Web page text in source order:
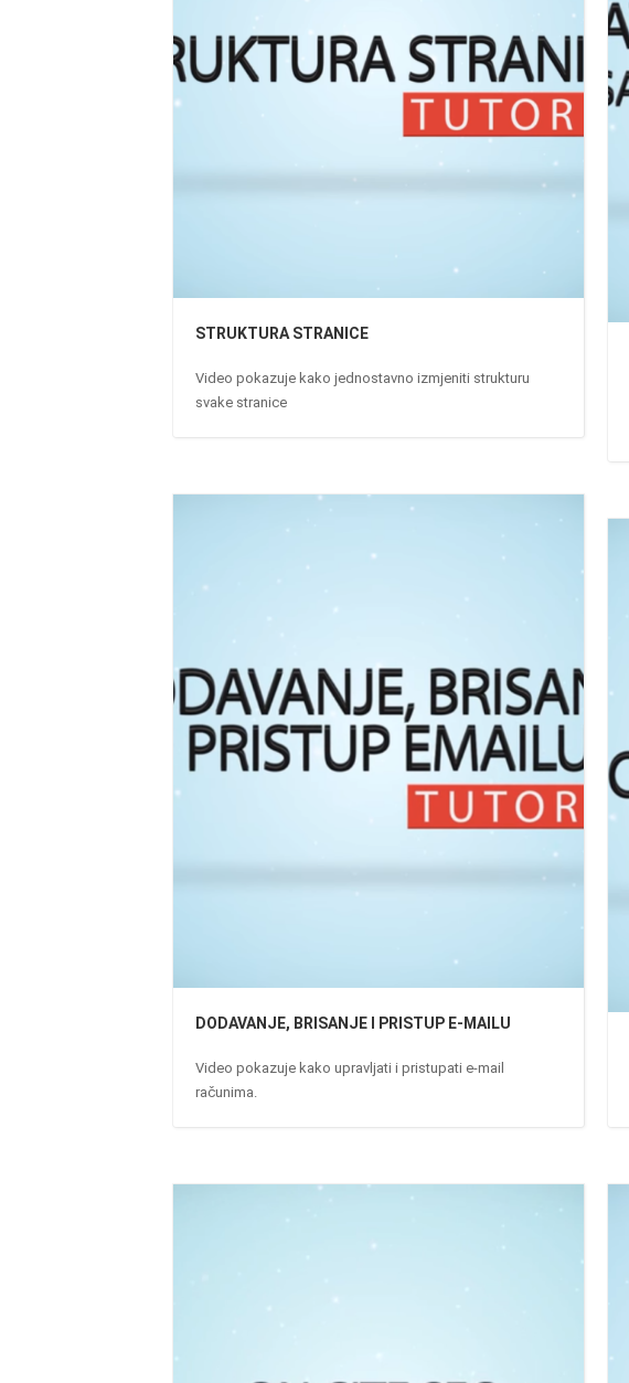
STRUKTURA STRANICE
Video pokazuje kako jednostavno izmjeniti strukturu
svake stranice
DODAVANJE, BRISANJE I PRISTUP E-MAILU
Video pokazuje kako upravljati i pristupati e-mail
računima.